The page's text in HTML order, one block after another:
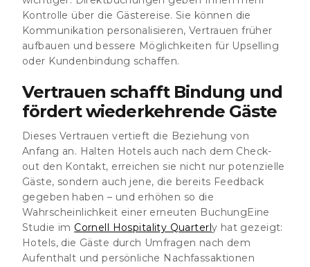
Kontrolle über die Gästereise. Sie können die
Kommunikation personalisieren, Vertrauen früher
aufbauen und bessere Möglichkeiten für Upselling
oder Kundenbindung schaffen.
Vertrauen schafft Bindung und
fördert wiederkehrende Gäste
Dieses Vertrauen vertieft die Beziehung von
Anfang an. Halten Hotels auch nach dem Check-
out den Kontakt, erreichen sie nicht nur potenzielle
Gäste, sondern auch jene, die bereits Feedback
gegeben haben – und erhöhen so die
Wahrscheinlichkeit einer erneuten BuchungEine
Studie im Cornell Hospitality Quarterly hat gezeigt:
Hotels, die Gäste durch Umfragen nach dem
Aufenthalt und persönliche Nachfassaktionen